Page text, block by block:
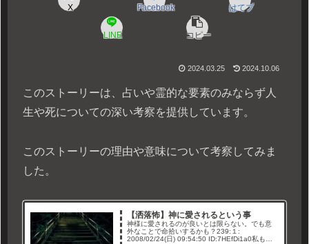
X Facebook はてブ
LINE コピー
2024.03.25 2024.10.06
このストーリーは、占いや霊的な要素のみならず人
生や死についての深い考察を提供しています。
このストーリーの理由や意味について考察してみま
した。
【洒落怖】神に愛されるという事
神様に愛されるのが良いとは限らない。でも意
外なことで命拾いするかも？239:１:
2008/02/24(日) 09:54:50 ID:7HEfDi1a0私も占